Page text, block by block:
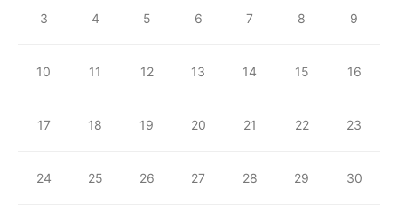
3 4 5 6 7 8 9
10 11 12 13 14 15 16
17 18 19 20 21 22 23
24 25 26 27 28 29 30